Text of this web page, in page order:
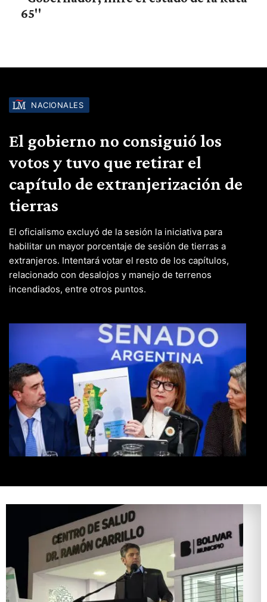
65"
NACIONALES
El gobierno no consiguió los
votos y tuvo que retirar el
capítulo de extranjerización de
tierras
El oficialismo excluyó de la sesión la iniciativa para
habilitar un mayor porcentaje de sesión de tierras a
extranjeros. Intentará votar el resto de los capítulos,
relacionado con desalojos y manejo de terrenos
incendiados, entre otros puntos.